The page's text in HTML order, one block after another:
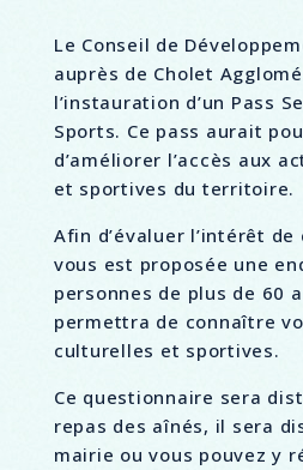
Le Conseil de
auprès de Cholet
l’instauration d’un Pass
Sports. Ce pass aurait
d’améliorer l’accès aux
et sportives du territoire.
Afin d’évaluer l’intérêt
vous est proposée une
personnes de plus de 60
permettra de connaître
culturelles et sportives.
Ce questionnaire sera
repas des aînés, il sera
mairie ou vous pouvez y